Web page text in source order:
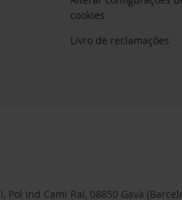
cookies
Livro de reclamações
Pol Ind Cami Ral, 08850 Gavà